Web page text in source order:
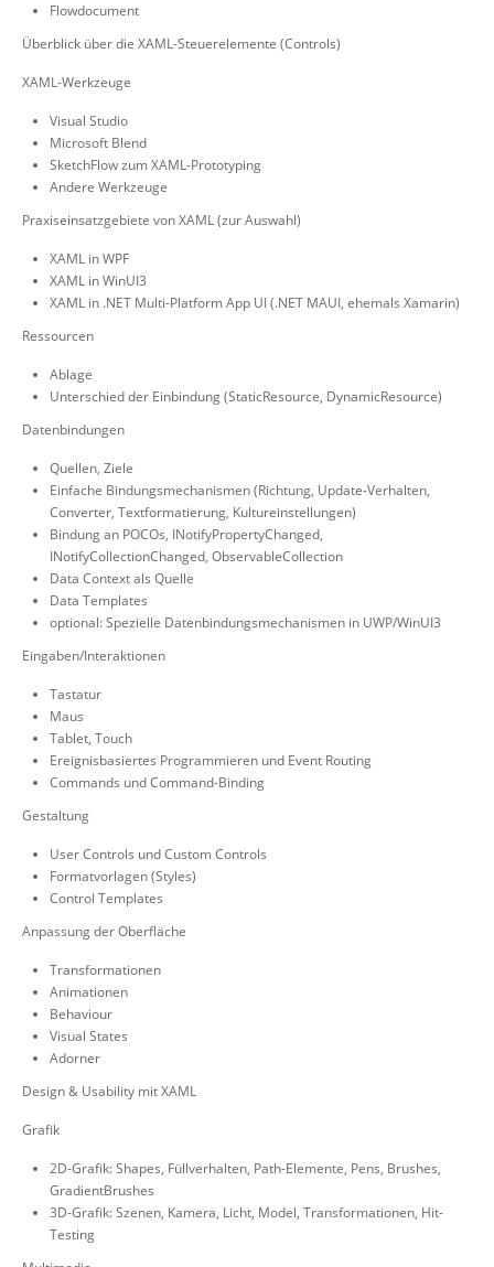
Flowdocument
Überblick über die XAML-Steuerelemente (Controls)
XAML-Werkzeuge
Visual Studio
Microsoft Blend
SketchFlow zum XAML-Prototyping
Andere Werkzeuge
Praxiseinsatzgebiete von XAML (zur Auswahl)
XAML in WPF
XAML in WinUI3
XAML in .NET Multi-Platform App UI (.NET MAUI, ehemals Xamarin)
Ressourcen
Ablage
Unterschied der Einbindung (StaticResource, DynamicResource)
Datenbindungen
Quellen, Ziele
Einfache Bindungsmechanismen (Richtung, Update-Verhalten,
Converter, Textformatierung, Kultureinstellungen)
Bindung an POCOs, INotifyPropertyChanged,
INotifyCollectionChanged, ObservableCollection
Data Context als Quelle
Data Templates
optional: Spezielle Datenbindungsmechanismen in UWP/WinUI3
Eingaben/Interaktionen
Tastatur
Maus
Tablet, Touch
Ereignisbasiertes Programmieren und Event Routing
Commands und Command-Binding
Gestaltung
User Controls und Custom Controls
Formatvorlagen (Styles)
Control Templates
Anpassung der Oberfläche
Transformationen
Animationen
Behaviour
Visual States
Adorner
Design & Usability mit XAML
Grafik
2D-Grafik: Shapes, Füllverhalten, Path-Elemente, Pens, Brushes,
GradientBrushes
3D-Grafik: Szenen, Kamera, Licht, Model, Transformationen, Hit-
Testing